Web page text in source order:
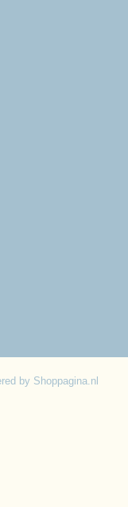
by Shoppagina.nl